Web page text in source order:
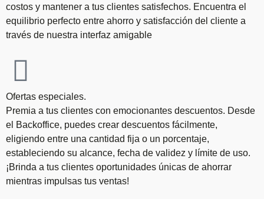
costos y mantener a tus clientes satisfechos. Encuentra el
equilibrio perfecto entre ahorro y satisfacción del cliente a
través de nuestra interfaz amigable
Ofertas especiales.
Premia a tus clientes con emocionantes descuentos. Desde
el Backoffice, puedes crear descuentos fácilmente,
eligiendo entre una cantidad fija o un porcentaje,
estableciendo su alcance, fecha de validez y límite de uso.
¡Brinda a tus clientes oportunidades únicas de ahorrar
mientras impulsas tus ventas!